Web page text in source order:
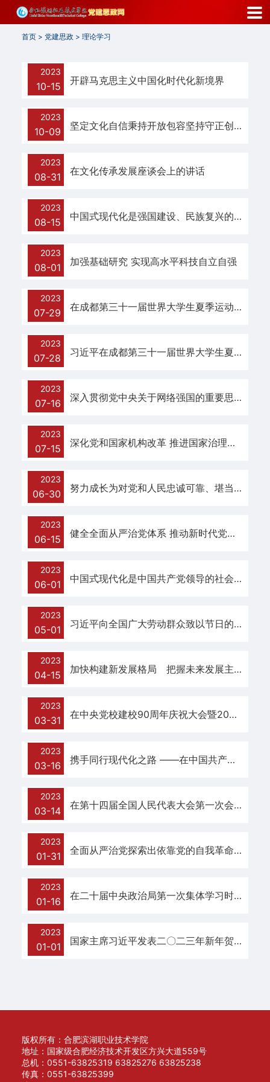
首
首页 > 党建思政 > 理论学习
2023
10-15 开辟马克思主义中国化时代化新境界
2023
10-09 坚定文化自信秉持开放包容坚持守正创新 为全面建设社会主义现代化国家 全面推进中华民族伟大复兴提供坚强思想保证强大精神力量有利文化条件
2023
08-31 在文化传承发展座谈会上的讲话
2023
08-15 中国式现代化是强国建设、民族复兴的康庄大道
2023
08-01 加强基础研究 实现高水平科技自立自强
2023
07-29 在成都第三十一届世界大学生夏季运动会开幕式欢迎宴会上的致辞
2023
07-28 习近平在成都第三十一届世界大学生夏季运动会开幕式欢迎宴会上的致辞（全文）
2023
07-16 深入贯彻党中央关于网络强国的重要思想 大力推动网信事业高质量发展
2023
07-15 深化党和国家机构改革 推进国家治理体系和治理能力现代化
2023
06-30 努力成长为对党和人民忠诚可靠、堪当时代重任的栋梁之才
2023
06-15 健全全面从严治党体系 推动新时代党的建设新的伟大工程向纵深发展
2023
06-01 中国式现代化是中国共产党领导的社会主义现代化
2023
05-01 习近平向全国广大劳动群众致以节日的祝贺和诚挚的慰问
2023
04-15 加快构建新发展格局 把握未来发展主动权
2023
03-31 在中央党校建校90周年庆祝大会暨2023年春季学期开学典礼上的讲话
2023
03-16 携手同行现代化之路 ——在中国共产党与世界政党高层对话会上的主旨讲（2023年3月15日，北京）话
2023
03-14 在第十四届全国人民代表大会第一次会议上的讲话
2023
01-31 全面从严治党探索出依靠党的自我革命跳出历史周期率的成功路径
2023
01-16 在二十届中央政治局第一次集体学习时的讲话
2023
01-01 国家主席习近平发表二〇二三年新年贺词
版权所有：合肥滨湖职业技术学院
地址：国家级合肥经济技术开发区方兴大道559号
总机：0551-63825319 63825276 63825238
传真：0551-63825399